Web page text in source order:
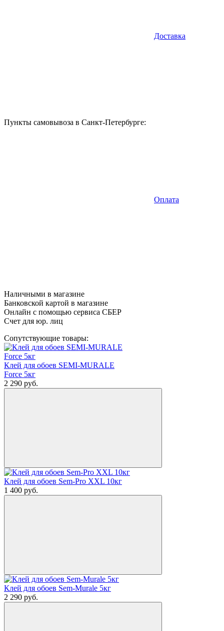
Доставка
Пункты самовывоза в Санкт-Петербурге:
Оплата
Наличными в магазине
Банковской картой в магазине
Онлайн с помощью сервиса СБЕР
Счет для юр. лиц
Сопутствующие товары:
Клей для обоев SEMI-MURALE
Force 5кг
2 290 руб.
Клей для обоев Sem-Pro XXL 10кг
1 400 руб.
Клей для обоев Sem-Murale 5кг
2 290 руб.